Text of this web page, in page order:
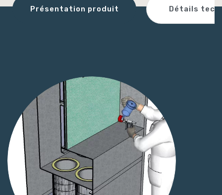
Présentation produit Détails